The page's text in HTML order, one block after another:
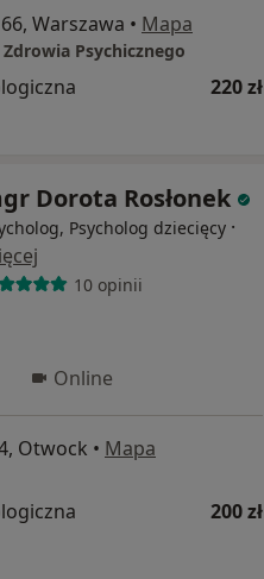
Warszawa • Mapa
Psychicznego
220 zł
Dorota Rosłonek
Psycholog dziecięcy ·
10 opinii
Online
Otwock • Mapa
200 zł